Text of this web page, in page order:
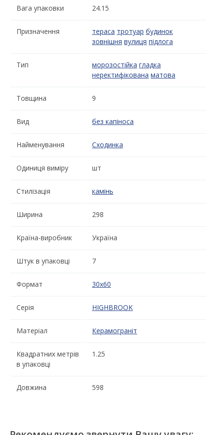
Вага упаковки 24.15
Призначення тераса тротуар будинок
зовнішня вулиця підлога
Тип морозостійка гладка
неректифікована матова
Товщина 9
Вид без капіноса
Найменування Сходинка
Одиниця виміру шт
Стилізація камінь
Ширина 298
Країна-виробник Україна
Штук в упаковці 7
Формат 30x60
Серія HIGHBROOK
Матеріал Керамограніт
Квадратних метрів
в упаковці
1.25
Довжина 598